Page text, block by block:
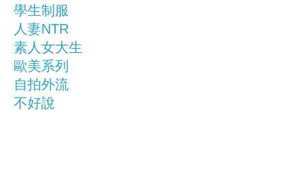
學生制服
人妻NTR
素人女大生
歐美系列
自拍外流
不好說